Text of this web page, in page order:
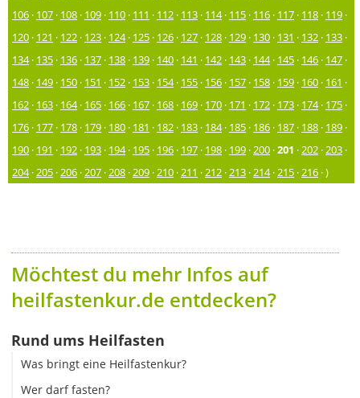
106 · 107 · 108 · 109 · 110 · 111 · 112 · 113 · 114· 115 · 116 · 117 · 118 · 119 ·
120 · 121 · 122 · 123 · 124· 125 · 126 · 127 · 128 · 129 · 130 · 131 · 132 · 133 ·
134· 135 · 136 · 137 · 138 · 139 · 140 · 141 · 142 · 143 · 144· 145 · 146 · 147 ·
148 · 149 · 150 · 151 · 152 · 153 · 154· 155 · 156 · 157 · 158 · 159 · 160 · 161 ·
162 · 163 · 164· 165 · 166 · 167 · 168 · 169 · 170 · 171 · 172 · 173 · 174· 175 ·
176 · 177 · 178 · 179 · 180 · 181 · 182 · 183 · 184· 185 · 186 · 187 · 188 · 189 ·
190 · 191 · 192 · 193 · 194· 195 · 196 · 197 · 198 · 199 ·200 ·201 ·202 ·203 ·
204·205 ·206 ·207 ·208 ·209 ·210 ·211 ·212 ·213 ·214·215 ·216 · )
Möchtest du mehr Infos auf
heilfastenkur.de entdecken?
Rund ums Heilfasten
Was bringt eine Heilfastenkur?
Wer darf fasten?